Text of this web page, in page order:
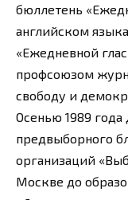
бюллетень
английском
«Ежедневной
профсоюзом
свободу и
Осенью 1989 года
предвыборного
организаций
Москве до